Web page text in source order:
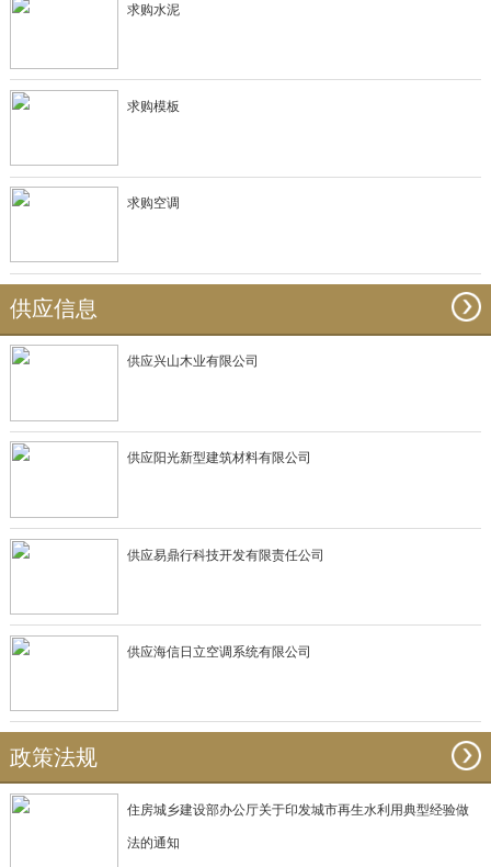
求购水泥
求购模板
求购空调
供应信息
供应兴山木业有限公司
供应阳光新型建筑材料有限公司
供应易鼎行科技开发有限责任公司
供应海信日立空调系统有限公司
政策法规
住房城乡建设部办公厅关于印发城市再生水利用典型经验做
法的通知